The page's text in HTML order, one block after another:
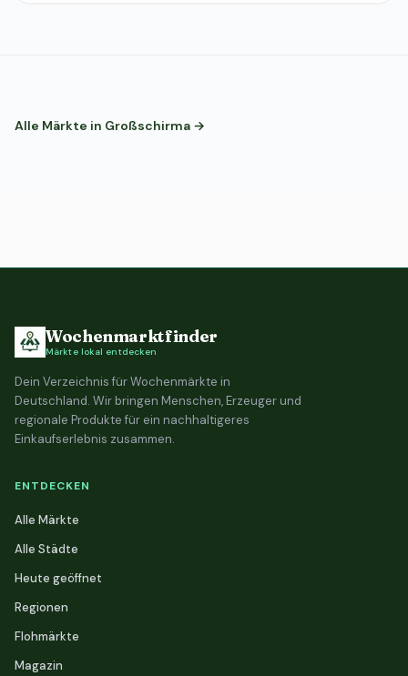
Alle Märkte in Großschirma →
Wochenmarktfinder
Märkte lokal entdecken
Dein Verzeichnis für Wochenmärkte in
Deutschland. Wir bringen Menschen, Erzeuger und
regionale Produkte für ein nachhaltigeres
Einkaufserlebnis zusammen.
ENTDECKEN
Alle Märkte
Alle Städte
Heute geöffnet
Regionen
Flohmärkte
Magazin